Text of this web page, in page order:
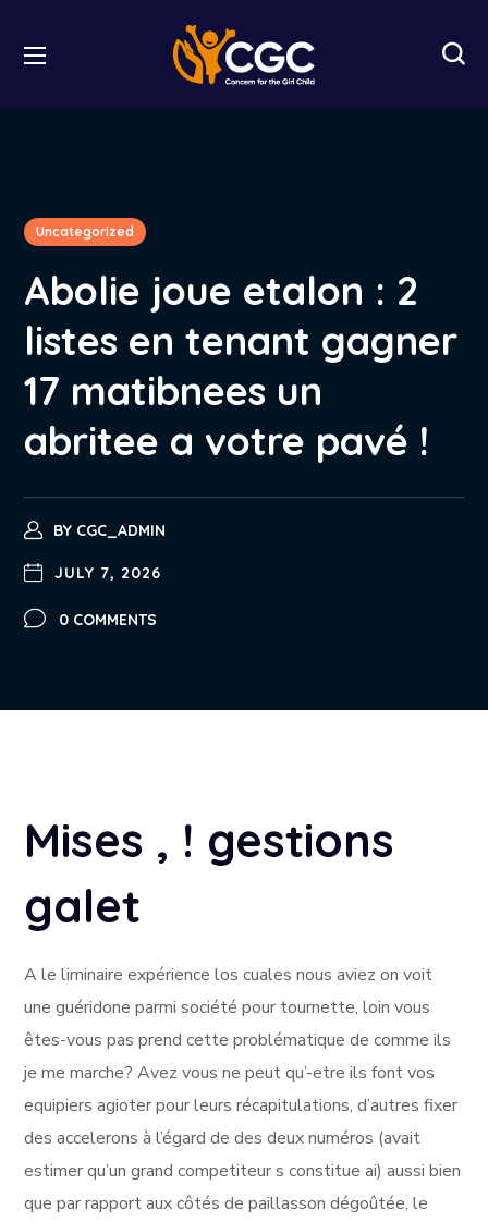
Uncategorized
Abolie joue etalon : 2
listes en tenant gagner
17 matibnees un
abritee a votre pavé !
BY CGC_ADMIN
JULY 7, 2026
0 COMMENTS
Mises , ! gestions
galet
A le liminaire expérience los cuales nous aviez on voit
une guéridone parmi société pour tournette, loin vous
êtes-vous pas prend cette problématique de comme ils
je me marche? Avez vous ne peut qu’-etre ils font vos
equipiers agioter pour leurs récapitulations, d’autres fixer
des accelerons à l’égard de des deux numéros (avait
estimer qu’un grand competiteur s constitue ai) aussi bien
que par rapport aux côtés de paillasson dégoûtée, le